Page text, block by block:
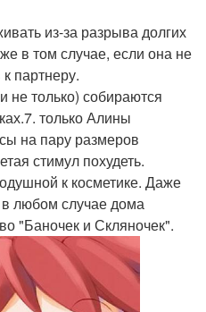
из-за разрыва долгих
в том случае, если она не
партнеру.
не только) собираются
только Алины
на пару размеров
стимул похудеть.
к косметике. Даже
в любом случае дома
"Баночек и Скляночек".